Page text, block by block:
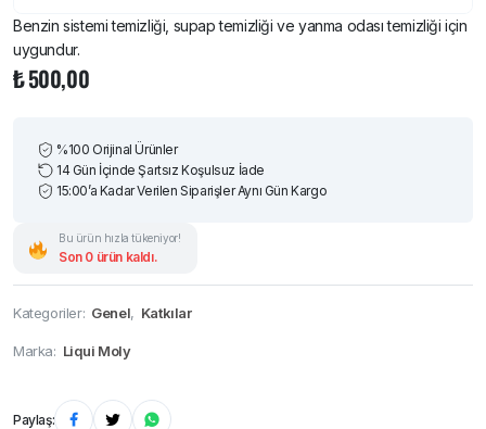
Benzin sistemi temizliği, supap temizliği ve yanma odası temizliği için
uygundur.
₺500,00
%100 Orijinal Ürünler
14 Gün İçinde Şartsız Koşulsuz İade
15:00’a Kadar Verilen Siparişler Aynı Gün Kargo
Bu ürün hızla tükeniyor!
Son 0 ürün kaldı.
Kategoriler: Genel, Katkılar
Marka: Liqui Moly
Paylaş: